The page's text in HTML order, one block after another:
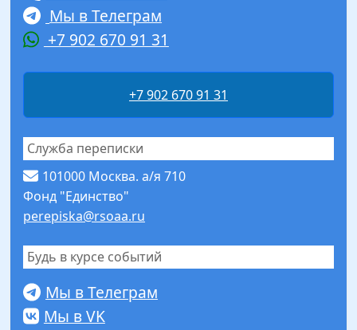
Мы в Телеграм
+7 902 670 91 31
+7 902 670 91 31
Служба переписки
101000 Москва. а/я 710
Фонд "Единство"
perepiska@rsoaa.ru
Будь в курсе событий
Мы в Телеграм
Мы в VK